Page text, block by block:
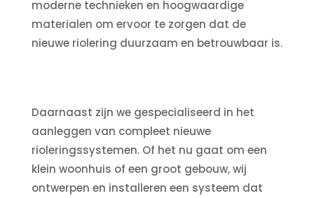
moderne technieken en hoogwaardige
materialen om ervoor te zorgen dat de
nieuwe riolering duurzaam en betrouwbaar is.
Daarnaast zijn we gespecialiseerd in het
aanleggen van compleet nieuwe
rioleringssystemen. Of het nu gaat om een
klein woonhuis of een groot gebouw, wij
ontwerpen en installeren een systeem dat